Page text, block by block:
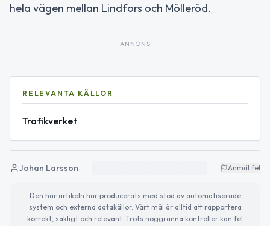
hela vägen mellan Lindfors och Mölleröd.
ANNONS
RELEVANTA KÄLLOR
Trafikverket
Johan Larsson Anmäl fel
Den här artikeln har producerats med stöd av automatiserade
system och externa datakällor. Vårt mål är alltid att rapportera
korrekt, sakligt och relevant. Trots noggranna kontroller kan fel